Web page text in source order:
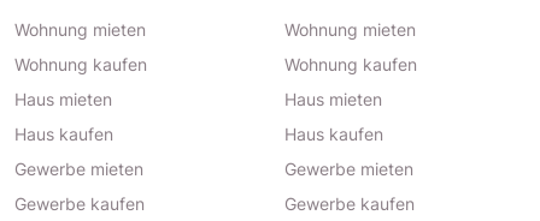
Wohnung mieten
Wohnung kaufen
Haus mieten
Haus kaufen
Gewerbe mieten
Gewerbe kaufen
Wohnung mieten
Wohnung kaufen
Haus mieten
Haus kaufen
Gewerbe mieten
Gewerbe kaufen